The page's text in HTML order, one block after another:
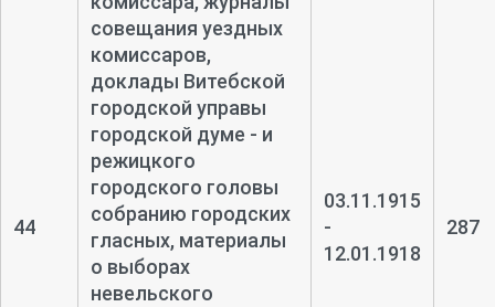
44
совещания уездных
комиссаров,
доклады Витебской
городской управы
городской думе - и
режицкого
городского головы
собранию городских
гласных, материалы
о выборах
невельского
03.11.1915
-
12.01.1918
287